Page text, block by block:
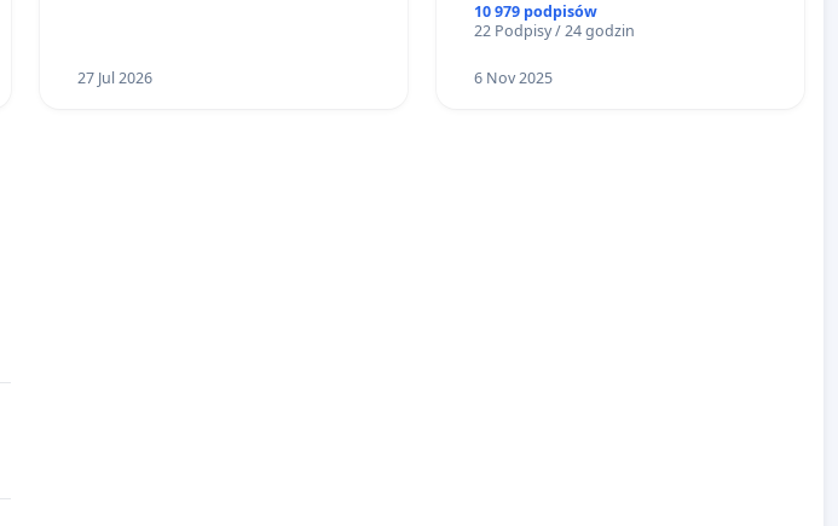
27 Jul 2026
10 979 podpisów
22 Podpisy / 24 godzin
6 Nov 2025